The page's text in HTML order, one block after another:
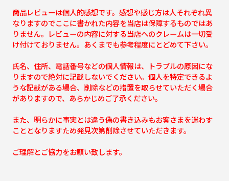
商品レビューは個人的感想です。感想や感じ方は人それぞれ異
なりますのでここに書かれた内容を当店は保障するものではあ
りません。レビューの内容に対する当店へのクレームは一切受
け付けておりません。あくまでも参考程度にとどめて下さい。
氏名、住所、電話番号などの個人情報は、トラブルの原因にな
りますので絶対に記載しないでください。個人を特定できるよ
うな記載がある場合、削除などの措置を取らせていただく場合
がありますので、あらかじめご了承ください。
また、明らかに事実とは違う偽の書き込みもお客さまを迷わす
こととなりますため発見次第削除させていただきます。
ご理解とご協力をお願い致します。